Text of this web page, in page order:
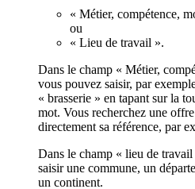
« Métier, compétence,
ou
« Lieu de travail ».
Dans le champ « Métier,
vous pouvez saisir, par
« brasserie » en tapant sur la
mot. Vous recherchez une
directement sa référence, par
Dans le champ « lieu de
saisir une commune, un
un continent.